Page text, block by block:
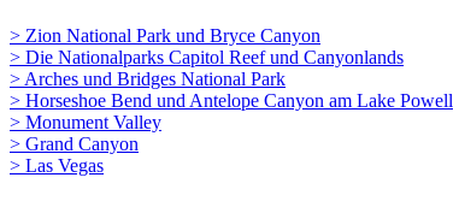
> Zion National Park und Bryce Canyon
> Die Nationalparks Capitol Reef und Canyonlands
> Arches und Bridges National Park
> Horseshoe Bend und Antelope Canyon am Lake Powell
> Monument Valley
> Grand Canyon
> Las Vegas